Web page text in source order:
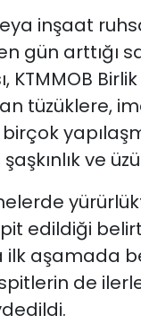
inşaat
gün arttığı
KTMMOB
tüzüklere,
ve
edildiği
ilk aşamada
de